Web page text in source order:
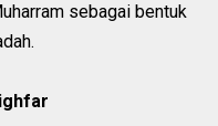
sebagai bentuk